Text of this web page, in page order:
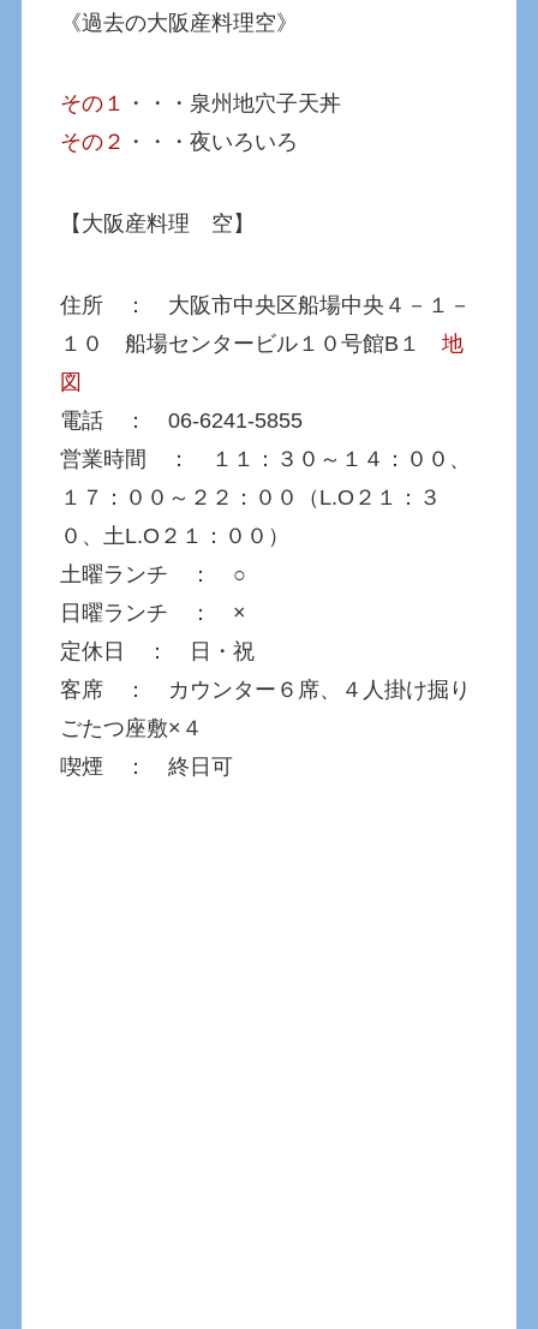
《過去の大阪産料理空》
その１ ・・・泉州地穴子天丼
その２ ・・・夜いろいろ
【大阪産料理 空】
住所 ： 大阪市中央区船場中央４－１－
１０ 船場センタービル１０号館B１地
図
電話 ： 06-6241-5855
営業時間 ： １１：３０～１４：００、
１７：００～２２：００（L.O２１：３
０、土L.O２１：００）
土曜ランチ ： ○
日曜ランチ ： ×
定休日 ： 日・祝
客席 ： カウンター６席、４人掛け掘り
ごたつ座敷×４
喫煙 ： 終日可